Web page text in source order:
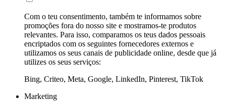
Com o teu consentimento, também te informamos sobre
promoções fora do nosso site e mostramos-te produtos
relevantes. Para isso, comparamos os teus dados pessoais
encriptados com os seguintes fornecedores externos e
utilizamos os seus canais de publicidade online, desde que já
utilizes os seus serviços:
Bing, Criteo, Meta, Google, LinkedIn, Pinterest, TikTok
Marketing